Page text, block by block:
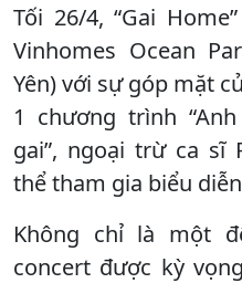
Tối 26/4, “Gai
Vinhomes Ocean
Yên) với sự góp mặt
1 chương trình
gai”, ngoại trừ ca sĩ
thể tham gia biểu
Không chỉ là một
concert được kỳ